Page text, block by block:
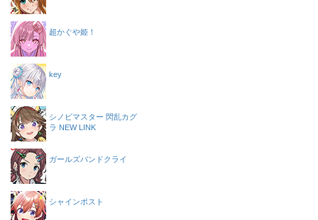
超かぐや姫！
key
シノビマスター 閃乱カグ
ラ NEW LINK
ガールズバンドクライ
シャインポスト